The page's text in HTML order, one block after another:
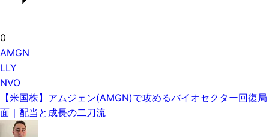
0
AMGN
LLY
NVO
【米国株】アムジェン(AMGN)で攻めるバイオセクター回復局
面｜配当と成長の二刀流